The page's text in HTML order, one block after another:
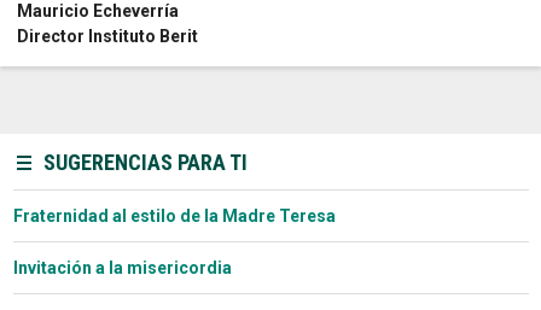
Mauricio Echeverría
Director Instituto Berit
SUGERENCIAS PARA TI
Fraternidad al estilo de la Madre Teresa
Invitación a la misericordia